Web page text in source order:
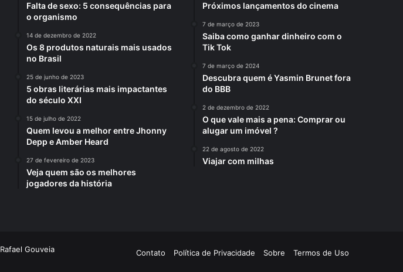
Falta de sexo: 5 consequências para
o organismo
14 de dezembro de 2022
Os 8 produtos naturais mais usados
no Brasil
25 de junho de 2023
5 obras literárias mais impactantes
do século XXI
15 de julho de 2022
Quem levou a melhor entre Jhonny
Depp e Amber Heard
27 de fevereiro de 2023
Veja quem são os melhores
jogadores da história
Próximos lançamentos do cinema
7 de março de 2023
Saiba como ganhar dinheiro com o
Tik Tok
7 de março de 2024
Descubra quem é Yasmin Brunet fora
do BBB
2 de dezembro de 2022
O que vale mais a pena: Comprar ou
alugar um imóvel ?
22 de agosto de 2022
Viajar com milhas
Rafael Gouveia Contato Política de Privacidade Sobre Termos de Uso